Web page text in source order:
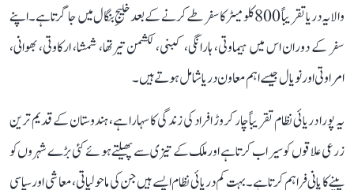
والا یہ دریا تقریباً 800 کلومیٹر کا سفر طے کرنے کے بعد خلیجِ بنگال میں جا گرتا ہے۔ اپنے
سفر کے دوران اس میں ہیماوتی، ہارانگی، کبنی، لکشمن تیرتھا، شمشا، ارکاوتی، بھوانی،
امراوتی اور نویال جیسے اہم معاون دریا شامل ہوتے ہیں۔
یہ پورا دریائی نظام تقریباً چار کروڑ افراد کی زندگی کا سہارا ہے، ہندوستان کے قدیم ترین
زرعی علاقوں کو سیراب کرتا ہے اور ملک کے تیزی سے پھیلتے ہوئے کئی بڑے شہروں کو
پینے کا پانی فراہم کرتا ہے۔ بہت کم دریائی نظام ایسے ہیں جن کی ماحولیاتی، معاشی اور سیاسی